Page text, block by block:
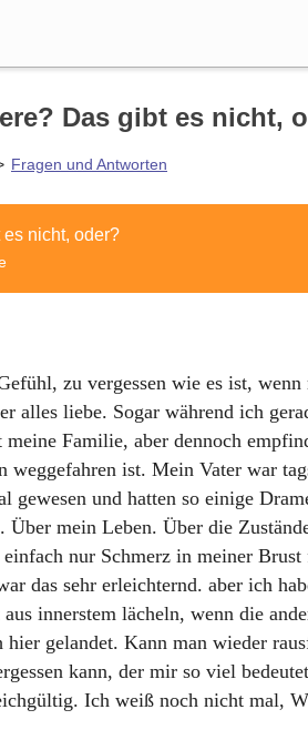
Englisch
Das gibt es nicht,
Fragen und Antworten
es nicht, oder?
zu vergessen wie es ist,
alles liebe. Sogar während ich
Familie, aber dennoch
weggefahren ist. Mein Vater war
gewesen und hatten so einige
Über mein Leben. Über die
einfach nur Schmerz in meiner
das sehr erleichternd. aber ich
innerstem lächeln, wenn die
gelandet. Kann man wieder
kann, der mir so viel
Ich weiß noch nicht mal,